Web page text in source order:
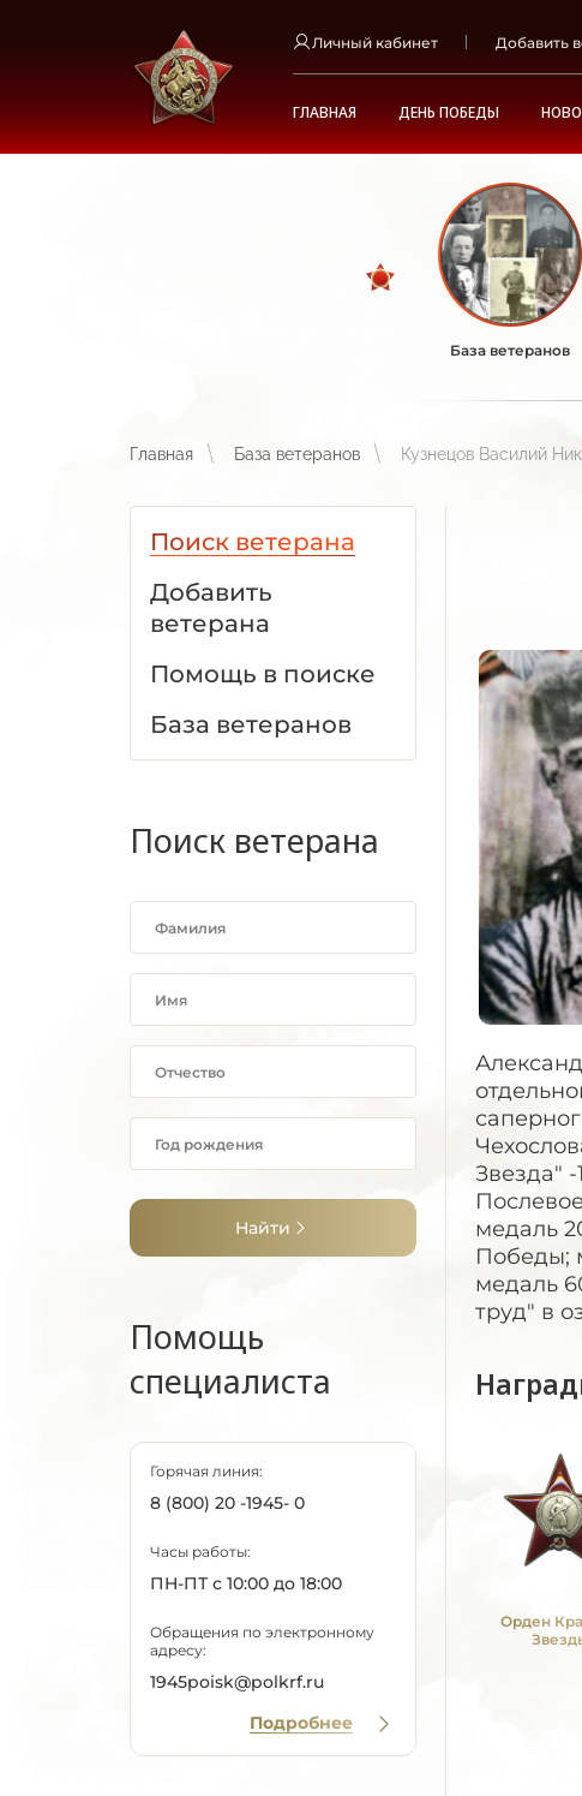
Личный кабинет Добавить
ГЛАВНАЯ ДЕНЬ ПОБЕДЫ
База ветеранов
Главная База ветеранов Кузнецов Василий
Поиск ветерана
Добавить
ветерана
Помощь в поиске
База ветеранов
Поиск ветерана
Найти
Помощь
специалиста
Горячая линия:
8 (800) 20 -1945- 0
Часы работы:
ПН-ПТ с 10:00 до 18:00
Обращения по электронному
адресу:
1945poisk@polkrf.ru
Подробнее
Звезда"
медаль
Победы;
медаль
труд" в
Орден